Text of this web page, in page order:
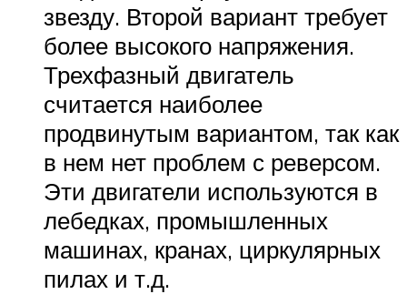
звезду. Второй вариант требует
более высокого напряжения.
Трехфазный двигатель
считается наиболее
продвинутым вариантом, так как
в нем нет проблем с реверсом.
Эти двигатели используются в
лебедках, промышленных
машинах, кранах, циркулярных
пилах и т.д.